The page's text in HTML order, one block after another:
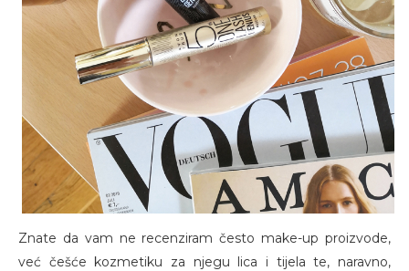
Znate da vam ne recenziram često make-up proizvode,
već češće kozmetiku za njegu lica i tijela te, naravno,